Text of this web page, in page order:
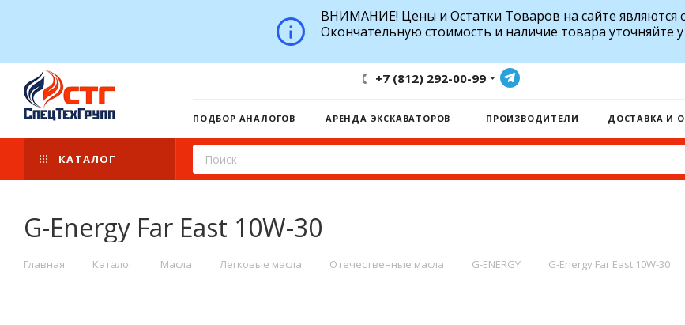
ВНИМАНИЕ! Цены и Остатки Товаров на сайте являются
Окончательную стоимость и наличие товара уточняйте
+7 (812) 292-00-99
ПОДБОР АНАЛОГОВ АРЕНДА ЭКСКАВАТОРОВ ПРОИЗВОДИТЕЛИ ДОСТАВКА И
КАТАЛОГ
G-Energy Far East 10W-30
Главная — Каталог — Масла — Легковые масла — Отечественные масла — G-ENERGY — G-Energy Far East 10W-30